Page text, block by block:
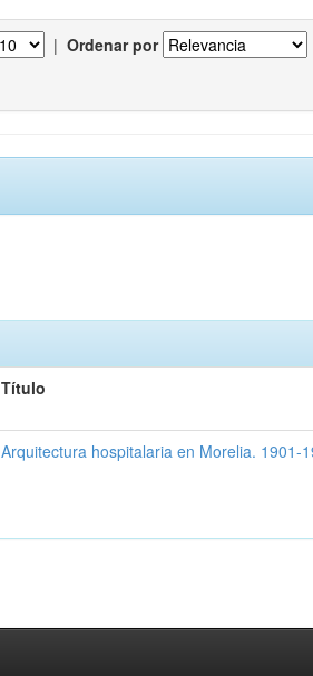
| Ordenar por
Título
Arquitectura hospitalaria en Morelia. 1901-